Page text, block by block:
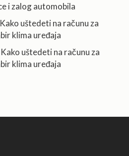
i zalog automobila
uštedeti na računu za
klima uređaja
uštedeti na računu za
klima uređaja